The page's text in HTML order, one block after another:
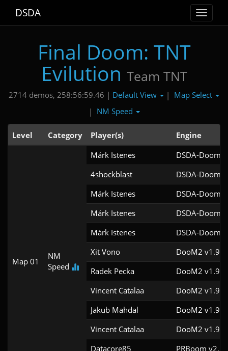
Toggle
DSDA
Final Doom: TNT
Evilution Team TNT
2714 demos, 258:56:59.46 | Default View | Map Select
| NM Speed
Level Category Player(s) Engine
Map 01
NM
Speed
Márk Istenes
DSDA-Doom
4shockblast
DSDA-Doom
Márk Istenes
DSDA-Doom
Márk Istenes
DSDA-Doom
Márk Istenes
DSDA-Doom
Xit Vono
DooM2 v1.9
Radek Pecka
DooM2 v1.9f
Vincent Catalaa
DooM2 v1.9f
Jakub Mahdal
DooM2 v1.9f
Vincent Catalaa
DooM2 v1.9f
Datacore85
PRBoom